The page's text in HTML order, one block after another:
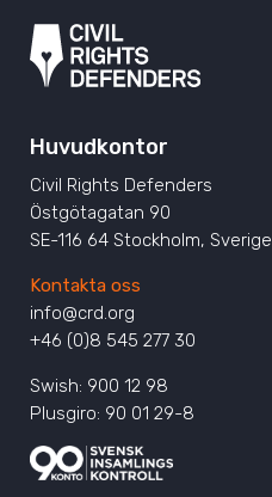
Huvudkontor
Civil Rights Defenders
Östgötagatan 90
SE-116 64 Stockholm, Sverige
Kontakta oss
info@crd.org
+46 (0)8 545 277 30
Swish: 900 12 98
Plusgiro: 90 01 29-8